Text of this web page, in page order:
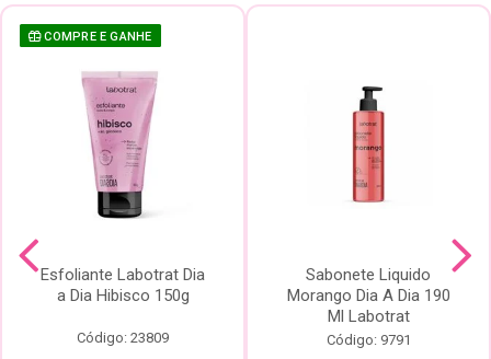
COMPRE E GANHE
Esfoliante Labotrat Dia
a Dia Hibisco 150g
Código: 23809
Sabonete Liquido
Morango Dia A Dia 190
Ml Labotrat
Código: 9791